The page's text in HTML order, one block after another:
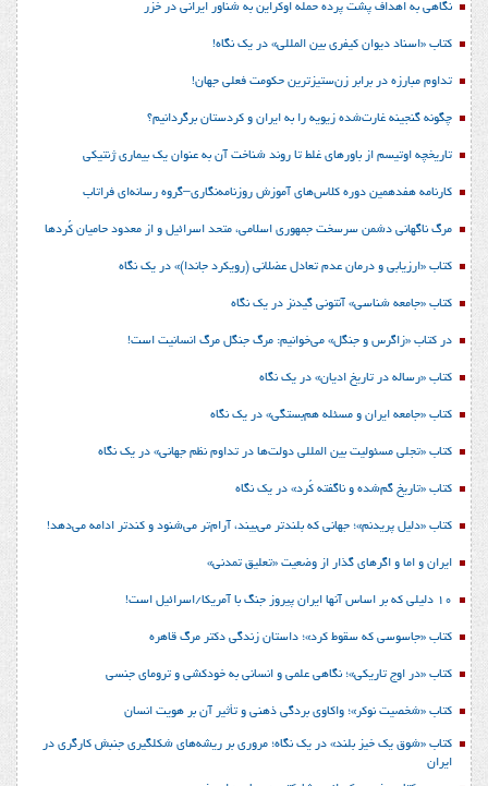
نگاهی به اهداف پشت پرده حمله اوکراین به شناور ایرانی در خزر
کتاب «اسناد دیوان کیفری بین المللی» در یک نگاه!
تداوم مبارزه در برابر زن‌ستیزترین حکومت فعلی جهان!
چگونه گنجینه غارت‌شده زیویه را به ایران و کردستان برگردانیم؟
تاریخچه اوتیسم از باورهای غلط تا روند شناخت آن به عنوان یک بیماری ژنتیکی
کارنامه هفدهمین دوره کلاس‌های آموزش روزنامه‌نگاری–گروه رسانه‌ای فراتاب
مرگ ناگهانی دشمن سرسخت جمهوری اسلامی، متحد اسرائیل و از معدود حامیان کُردها
کتاب «ارزیابی و درمان عدم تعادل عضلانی (رویکرد جاندا)» در یک نگاه
کتاب «جامعه شناسی» آنتونی گیدنز در یک نگاه
در کتاب «زاگرس و جنگل» می‌خوانیم: مرگ جنگل مرگ انسانیت است!
کتاب «رساله در تاریخ ادیان» در یک نگاه
کتاب «جامعه ایران و مسئله هم‌بستگی» در یک نگاه
کتاب «تجلی مسئولیت بین المللی دولت‌ها در تداوم نظم جهانی» در یک نگاه
کتاب «تاریخ گم‌شده و ناگفته کُرد» در یک نگاه
کتاب «دلیل پریدنم»؛ جهانی که بلندتر می‌بیند، آرام‌تر می‌شنود و کندتر ادامه می‌دهد!
ایران و اما و اگرهای گذار از وضعیت «تعلیق تمدنی»
10 دلیلی که بر اساس آنها ایران پیروز جنگ با آمریکا/اسرائیل است!
کتاب «جاسوسی که سقوط کرد»؛ داستان زندگی دکتر مرگ قاهره
کتاب «در اوج تاریکی»؛ نگاهی علمی و انسانی به خودکشی و ترومای جنسی
کتاب «شخصیت نوکر»؛ واکاوی بردگی ذهنی و تأثیر آن بر هویت انسان
کتاب «شوق یک خیز بلند» در یک نگاه؛ مروری بر ریشه‌های شکل‎گیری جنبش کارگری در
ایران